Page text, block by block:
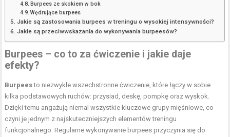
Burpees ze skokiem w bok
Wędrujące burpees
Jakie są zastosowania burpees w treningu o wysokiej intensywności?
Jakie są przeciwwskazania do wykonywania burpeesów?
Burpees – co to za ćwiczenie i jakie daje
efekty?
Burpeesto niezwykle wszechstronne ćwiczenie, które łączy w sobie
kilka podstawowych ruchów: przysiad, deskę, pompkę oraz wyskok.
Dzięki temu angażują niemal wszystkie kluczowe grupy mięśniowe, co
czyni je jednym z najskuteczniejszych elementów treningu
funkcjonalnego. Regularne wykonywanie burpees przyczynia się do